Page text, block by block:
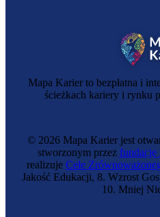
Mapa Karier to bezpłatna i
ścieżkach kariery i rynku
© 2026 Mapa Karier jest
stworzonym przez fundację
realizuje Cele
Jakość Edukacji, 8. Wzrost
10. Mniej